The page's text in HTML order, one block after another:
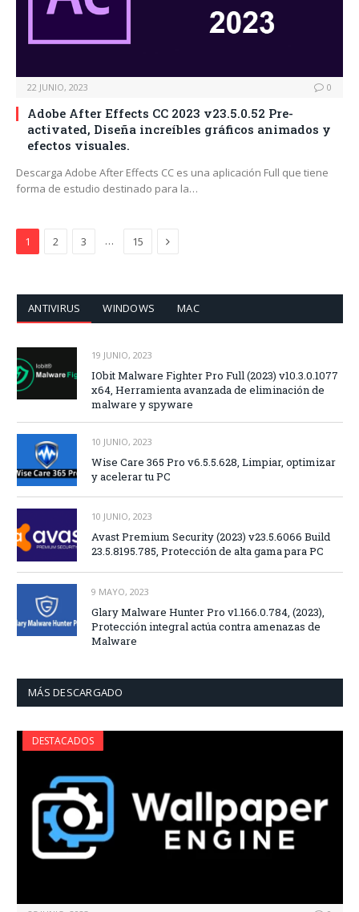
22 JUNIO, 2023 0
Adobe After Effects CC 2023 v23.5.0.52 Pre-
activated, Diseña increíbles gráficos animados y
efectos visuales.
Descarga Adobe After Effects CC es una aplicación Full que tiene
forma de estudio destinado para la…
1 2 3 … 15 Siguiente
ANTIVIRUS WINDOWS MAC
19 JUNIO, 2023
IObit Malware Fighter Pro Full (2023) v10.3.0.1077
x64, Herramienta avanzada de eliminación de
malware y spyware
10 JUNIO, 2023
Wise Care 365 Pro v6.5.5.628, Limpiar, optimizar
y acelerar tu PC
10 JUNIO, 2023
Avast Premium Security (2023) v23.5.6066 Build
23.5.8195.785, Protección de alta gama para PC
9 MAYO, 2023
Glary Malware Hunter Pro v1.166.0.784, (2023),
Protección integral actúa contra amenazas de
Malware
MÁS DESCARGADO
DESTACADOS